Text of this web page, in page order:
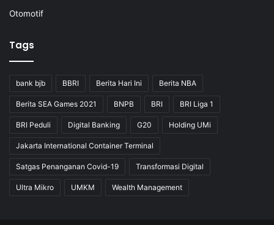
Otomotif
Tags
bank bjb BBRI Berita Hari Ini Berita NBA
Berita SEA Games 2021 BNPB BRI BRI Liga 1
BRI Peduli Digital Banking G20 Holding UMi
Jakarta International Container Terminal
Satgas Penanganan Covid-19 Transformasi Digital
Ultra Mikro UMKM Wealth Management